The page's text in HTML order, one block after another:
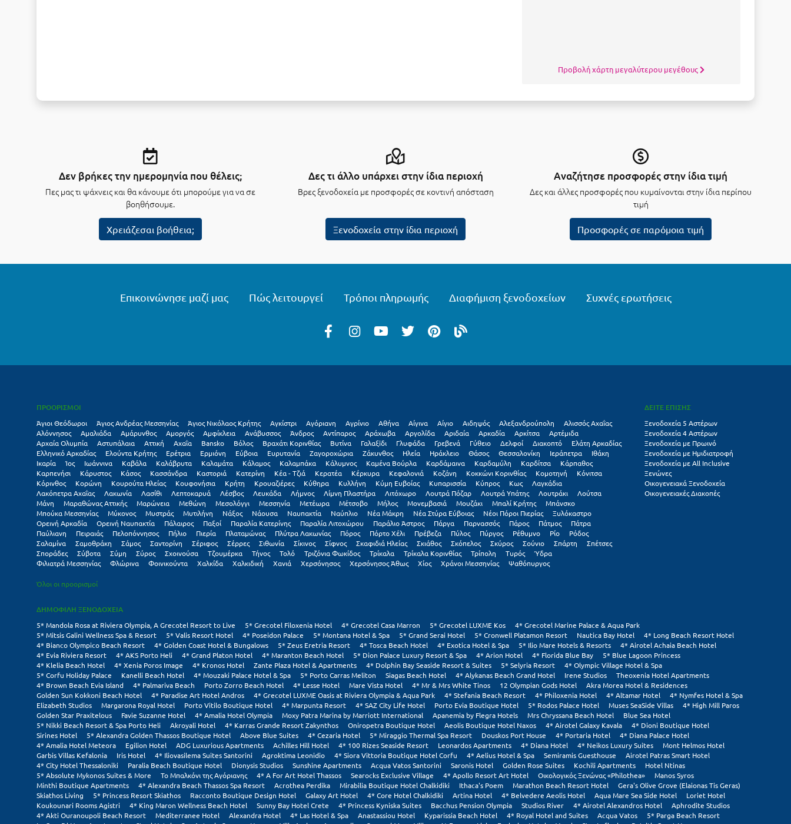
Προβολή χάρτη μεγαλύτερου μεγέθους
Δεν βρήκες την ημερομηνία που θέλεις;
Πες μας τι ψάχνεις και θα κάνουμε ότι μπορούμε για να σε
βοηθήσουμε.
Χρειάζεσαι βοήθεια;
Δες τι άλλο υπάρχει στην ίδια περιοχή
Βρες ξενοδοχεία με προσφορές σε κοντινή απόσταση
Ξενοδοχεία στην ίδια περιοχή
Αναζήτησε προσφορές στην ίδια τιμή
Δες και άλλες προσφορές που κυμαίνονται στην ίδια περίπου
τιμή
Προσφορές σε παρόμοια τιμή
Επικοινώνησε μαζί μας Πώς λειτουργεί Τρόποι πληρωμής Διαφήμιση ξενοδοχείων Συχνές ερωτήσεις
ΠΡΟΟΡΙΣΜΟΙ
Άγιοι Θεόδωροι Άγιος Ανδρέας Μεσσηνίας Άγιος Νικόλαος Κρήτης Αγκίστρι Αγόριανη Αγρίνιο Αθήνα Αίγινα Αίγιο Αιδηψός Αλεξανδρούπολη
Αλισσός Αχαΐας
Αλόννησος
Αμαλιάδα Αμάρυνθος Αμοργός Αμφίκλεια Ανάβυσσος Άνδρος Αντίπαρος Αράχωβα Αργολίδα Αριδαία Αρκαδία Αρκίτσα
Αρτέμιδα
Αρχαία Ολυμπία
Αστυπάλαια Αττική Αχαΐα Βansko Βόλος Βραχάτι Κορινθίας Βυτίνα Γαλαξiδι Γλυφάδα Γρεβενά Γύθειο Δελφοί Διακοπτό
Ελάτη Αρκαδίας
Ελληνικό Αρκαδίας
Ελούντα Κρήτης Ερέτρια Ερμιόνη Εύβοια Ευρυτανία Ζαγοροχώρια Ζάκυνθος Ηλεία Ηράκλειο Θάσος Θεσσαλονίκη Ιεράπετρα
Ιθάκη
Ικαρία
Ίος Ιωάννινα Καβάλα Καλάβρυτα Καλαμάτα Κάλαμος Καλαμπάκα Κάλυμνος Καμένα Βούρλα Καρδάμαινα Καρδαμύλη Καρδίτσα
Κάρπαθος
Καρπενήσι
Κάρυστος Κάσος Κασσάνδρα Καστοριά Κατερίνη Κέα - Τζιά Κερατέα Κέρκυρα Κεφαλονιά Κοζάνη Κοκκώνι Κορινθίας Κομοτηνή
Κόνιτσα
Κόρινθος
Κορώνη Κουρούτα Ηλείας Κουφονήσια Κρήτη Κρουαζιέρες Κύθηρα Κυλλήνη Κύμη Ευβοίας Κυπαρισσία Κύπρος Κως
Λαγκάδια
Λακόπετρα Αχαΐας
Λακωνία Λασίθι Λεπτοκαρυά Λέσβος Λευκάδα Λήμνος Λίμνη Πλαστήρα Λιτόχωρο Λουτρά Πόζαρ Λουτρά Υπάτης Λουτράκι
Λούτσα
Μάνη
Μαραθώνας Αττικής Μαρώνεια Μεθώνη Μεσολόγγι Μεσσηνία Μετέωρα Μέτσοβο Μήλος Μονεμβασιά Μουζάκι Μπαλί Κρήτης
Μπάνσκο
Μπούκα Μεσσηνίας
Μύκονος Μυστράς Μυτιλήνη Νάξος Νάουσα Ναυπακτία Ναύπλιο Νέα Μάκρη Νέα Στύρα Εύβοιας Νέοι Πόροι Πιερίας
Ξυλόκαστρο
Ορεινή Αρκαδία
Ορεινή Ναυπακτία Πάλαιρος Παξοί Παραλία Κατερίνης Παραλία Λιτοχώρου Παράλιο Άστρος Πάργα Παρνασσός Πάρος Πάτμος
Πάτρα
Παύλιανη
Πειραιάς Πελοπόννησος Πήλιο Πιερία Πλαταμώνας Πλύτρα Λακωνίας Πόρος Πόρτο Χέλι Πρέβεζα Πύλος Πύργος Ρέθυμνο Ρίο
Ρόδος
Σαλαμίνα
Σαμοθράκη Σάμος Σαντορίνη Σέριφος Σέρρες Σιθωνία Σίκινος Σίφνος Σκαφιδιά Ηλείας Σκιάθος Σκόπελος Σκύρος Σούνιο Σπάρτη
Σπέτσες
Σποράδες
Σύβοτα Σύμη Σύρος Σχοινούσα Τζουμέρκα Τήνος Τολό Τριζόνια Φωκίδος Τρίκαλα Τρίκαλα Κορινθίας Τρίπολη Τυρός
Ύδρα
Φιλιατρά Μεσσηνίας
Φλώρινα Φοινικούντα Χαλκίδα Χαλκιδική Χανιά Χερσόνησος Χερσόνησος Άθως Χίος Χράνοι Μεσσηνίας Ψαθόπυργος
Όλοι οι προορισμοί
ΔΕΙΤΕ ΕΠΙΣΗΣ
Ξενοδοχεία 5 Αστέρων
Ξενοδοχεία 4 Αστέρων
Ξενοδοχεία με Πρωινό
Ξενοδοχεία με Ημιδιατροφή
Ξενοδοχεία με All Inclusive
Ξενώνες
Οικογενειακά Ξενοδοχεία
Οικογενειακές Διακοπές
ΔΗΜΟΦΙΛΗ ΞΕΝΟΔΟΧΕΙΑ
5* Mandola Rosa at Riviera Olympia, A Grecotel Resort to Live 5* Grecotel Filoxenia Hotel 4* Grecotel Casa Marron 5* Grecotel LUXME Kos
4* Grecotel Marine Palace & Aqua Park
5* Mitsis Galini Wellness Spa & Resort
5* Valis Resort Hotel 4* Poseidon Palace 5* Montana Hotel & Spa 5* Grand Serai Hotel 5* Cronwell Platamon Resort Nautica Bay Hotel
4* Long Beach Resort Hotel
4* Bianco Olympico Beach Resort
4* Golden Coast Hotel & Bungalows 5* Zeus Eretria Resort 4* Tosca Beach Hotel 4* Exotica Hotel & Spa 5* Ilio Mare Hotels & Resorts
4* Airotel Achaia Beach Hotel
4* Evia Riviera Resort
4* AKS Porto Heli 4* Grand Platon Hotel 4* Maranton Beach Hotel 5* Dion Palace Luxury Resort & Spa 4* Arion Hotel 4* Florida Blue Bay
5* Blue Lagoon Princess
4* Klelia Beach Hotel
4* Xenia Poros Image 4* Kronos Hotel Zante Plaza Hotel & Apartments 4* Dolphin Bay Seaside Resort & Suites 5* Selyria Resort
4* Olympic Village Hotel & Spa
5* Corfu Holiday Palace
Kanelli Beach Hotel 4* Mouzaki Palace Hotel & Spa 5* Porto Carras Meliton Siagas Beach Hotel 4* Alykanas Beach Grand Hotel Irene Studios
Theoxenia Hotel Apartments
4* Brown Beach Evia Island
4* Palmariva Beach Porto Zorro Beach Hotel 4* Lesse Hotel Mare Vista Hotel 4* Mr & Mrs White Tinos 12 Olympian Gods Hotel
Akra Morea Hotel & Residences
Golden Sun Kokkoni Beach Hotel
4* Paradise Art Hotel Andros 4* Grecotel LUXME Oasis at Riviera Olympia & Aqua Park 4* Stefania Beach Resort 4* Philoxenia Hotel 4* Altamar Hotel
4* Nymfes Hotel & Spa
Elizabeth Studios
Margarona Royal Hotel Porto Vitilo Boutique Hotel 4* Marpunta Resort 4* SAZ City Life Hotel Porto Evia Boutique Hotel 5* Rodos Palace Hotel Muses SeaSide Villas
4* High Mill Paros
Golden Star Praxitelous
Favie Suzanne Hotel 4* Amalia Hotel Olympia Moxy Patra Marina by Marriott International Apanemia by Flegra Hotels Mrs Chryssana Beach Hotel
Blue Sea Hotel
5* Nikki Beach Resort & Spa Porto Heli
Akroyali Hotel 4* Karras Grande Resort Zakynthos Oniropetra Boutique Hotel Aeolis Boutique Hotel Naxos 4* Airotel Galaxy Kavala
4* Dioni Boutique Hotel
Sirines Hotel
5* Alexandra Golden Thassos Boutique Hotel Above Blue Suites 4* Cezaria Hotel 5* Miraggio Thermal Spa Resort Douskos Port House 4* Portaria Hotel
4* Diana Palace Hotel
4* Amalia Hotel Meteora
Egilion Hotel ADG Luxurious Apartments Achilles Hill Hotel 4* 100 Rizes Seaside Resort Leonardos Apartments 4* Diana Hotel 4* Neikos Luxury Suites
Mont Helmos Hotel
Garbis Villas Kefalonia
Iris Hotel 4* Iliovasilema Suites Santorini Agroktima Leonidio 4* Siora Vittoria Boutique Hotel Corfu 4* Aelius Hotel & Spa Semiramis Guesthouse
Airotel Patras Smart Hotel
4* City Hotel Thessaloniki
Paralia Beach Boutique Hotel Dionysis Studios Sunshine Apartments Acqua Vatos Santorini Saronis Hotel Golden Rose Suites Kochili Apartments
Hotel Ntinas
5* Absolute Mykonos Suites & More
Το Μπαλκόνι της Αγόριανης 4* A For Art Hotel Thassos Searocks Exclusive Village 4* Apollo Resort Art Hotel Οικολογικός Ξενώνας «Philothea»
Manos Syros
Minthi Boutique Apartments
4* Alexandra Beach Thassos Spa Resort Acrothea Perdika Mirabilia Boutique Hotel Chalkidiki Ithaca's Poem Marathon Beach Resort Hotel
Gera's Olive Grove (Elaionas Tis Geras)
Skiathos Living
5* Princess Resort Skiathos Racconto Boutique Design Hotel Galaxy Art Hotel 4* Core Hotel Chalkidiki Artina Hotel 4* Belvedere Aeolis Hotel Aqua Mare Sea Side Hotel
Loriet Hotel
Koukounari Rooms Agistri
4* King Maron Wellness Beach Hotel Sunny Bay Hotel Crete 4* Princess Kyniska Suites Bacchus Pension Olympia Studios River 4* Airotel Alexandros Hotel
Aphrodite Studios
4* Akti Ouranoupoli Beach Resort
Mediterranee Hotel Alexandra Hotel 4* Las Hotel & Spa Anastassiou Hotel Kyparissia Beach Hotel 4* Royal Hotel and Suites Acqua Vatos
5* Parga Beach Resort